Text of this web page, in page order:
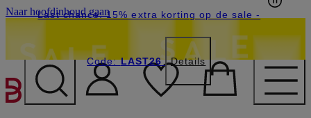
Naar hoofdinhoud gaan
Last chance: 15% extra korting op de sale -
Code:LAST26 Details